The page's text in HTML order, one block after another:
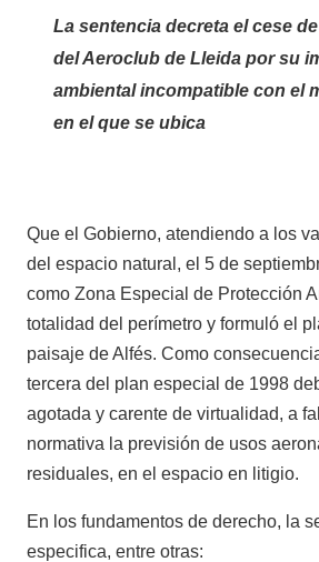
La sentencia decreta el cese
del Aeroclub de Lleida por su
ambiental incompatible con el
en el que se ubica
Que el Gobierno, atendiendo a los
del espacio natural, el 5 de
como Zona Especial de Protección
totalidad del perímetro y formuló el
paisaje de Alfés. Como
tercera del plan especial de 1998
agotada y carente de virtualidad, a
normativa la previsión de usos
residuales, en el espacio en litigio.
En los fundamentos de derecho, la
especifica, entre otras: